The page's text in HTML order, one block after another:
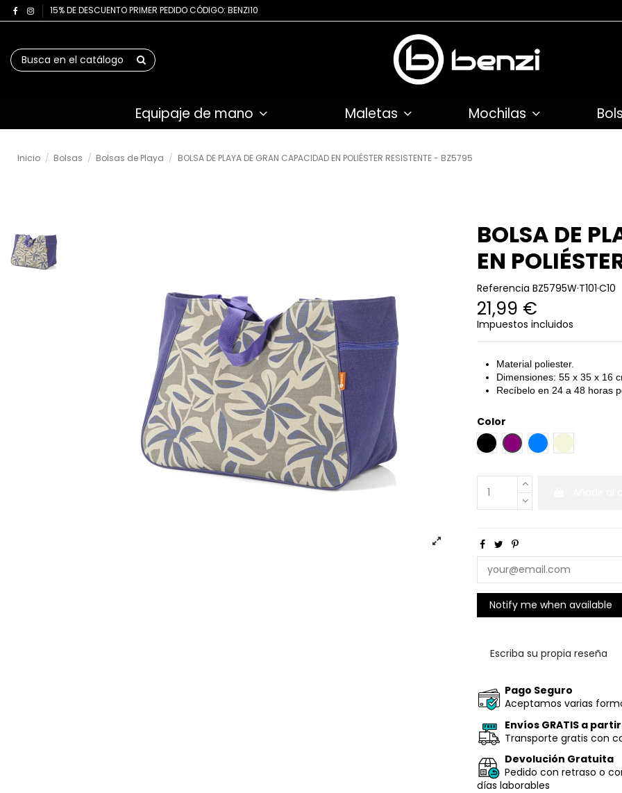
15% DE DESCUENTO PRIMER PEDIDO CÓDIGO: BENZI10
Equipaje de mano Maletas Mochilas
Inicio Bolsas Bolsas de Playa BOLSA DE PLAYA DE GRAN CAPACIDAD EN POLIÉSTER RESISTENTE - BZ5795
BOLSA DE
EN
Referencia BZ5795W·T101·C10
21,99 €
Impuestos incluidos
Material poliester.
Dimensiones: 55 x 35 x 16
Recíbelo en 24 a 48 horas
Color
NEGRO MORADOAZUL CLARO
BEIGE
Escriba su propia reseña
Pago Seguro
Aceptamos varias
Envíos GRATIS a
Transporte gratis con
Devolución Gratuita
Pedido con retraso o
días laborables